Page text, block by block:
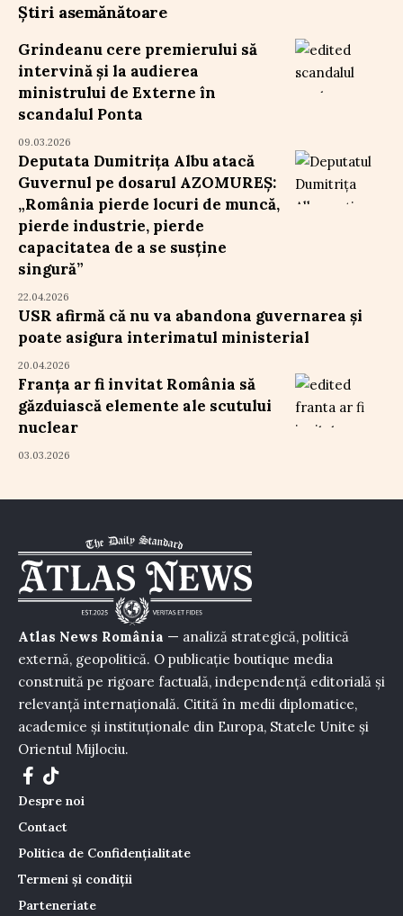
Știri asemănătoare
Grindeanu cere premierului să
intervină și la audierea
ministrului de Externe în
scandalul Ponta
09.03.2026
Deputata Dumitrița Albu atacă
Guvernul pe dosarul AZOMUREȘ:
„România pierde locuri de muncă,
pierde industrie, pierde
capacitatea de a se susține
singură”
22.04.2026
USR afirmă că nu va abandona guvernarea și
poate asigura interimatul ministerial
20.04.2026
Franța ar fi invitat România să
găzduiască elemente ale scutului
nuclear
03.03.2026
Atlas News România — analiză strategică, politică
externă, geopolitică. O publicație boutique media
construită pe rigoare factuală, independență editorială și
relevanță internațională. Citită în medii diplomatice,
academice și instituționale din Europa, Statele Unite și
Orientul Mijlociu.
Despre noi
Contact
Politica de Confidențialitate
Termeni și condiții
Parteneriate